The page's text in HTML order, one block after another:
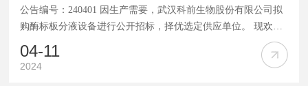
类似业绩证明(合同复印件加盖公章); 5.产品及药企典型应用案
例资料; 6.填写<
公告编号：240401 因生产需要，武汉科前生物股份有限公司拟
购酶标板分液设备进行公开招标，择优选定供应单位。 现欢迎
符合技术要求等相关条件的合作伙伴参加磋商，请将以下报名
资料发到指定邮箱3788078556@qq.com，邮件名称格式：报名
04-11
2024